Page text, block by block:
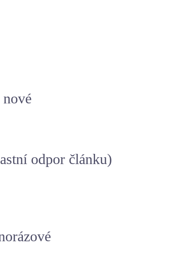
odpor článku)